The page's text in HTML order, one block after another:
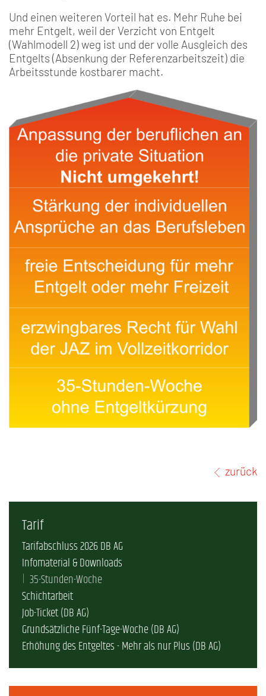
Und einen weiteren Vorteil hat es. Mehr Ruhe bei
mehr Entgelt, weil der Verzicht von Entgelt
(Wahlmodell 2) weg ist und der volle Ausgleich des
Entgelts (Absenkung der Referenzarbeitszeit) die
Arbeitsstunde kostbarer macht.
zurück
Tarif
Tarifabschluss 2026 DB AG
Infomaterial & Downloads
35-Stunden-Woche
Schichtarbeit
Job-Ticket (DB AG)
Grundsätzliche Fünf-Tage-Woche (DB AG)
Erhöhung des Entgeltes - Mehr als nur Plus (DB AG)